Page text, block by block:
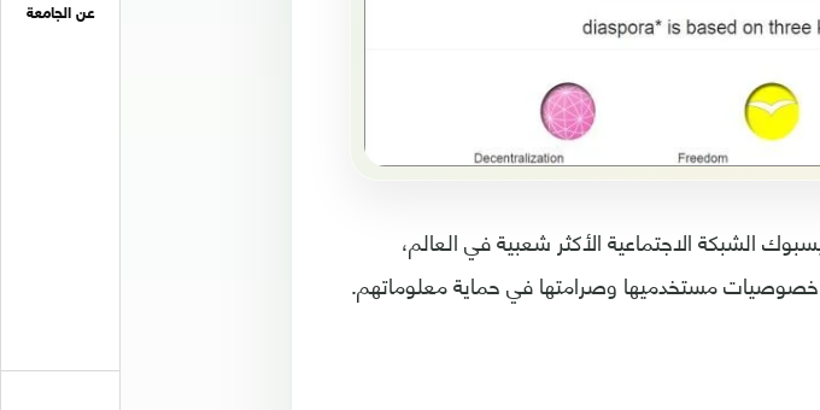
عن الجامعة
الشبكة الاجتماعية الأكثر شعبية في العالم،
خصوصيات مستخدميها وصرامتها في حماية معلوماتهم.